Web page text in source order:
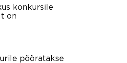
konkursile
on
pööratakse